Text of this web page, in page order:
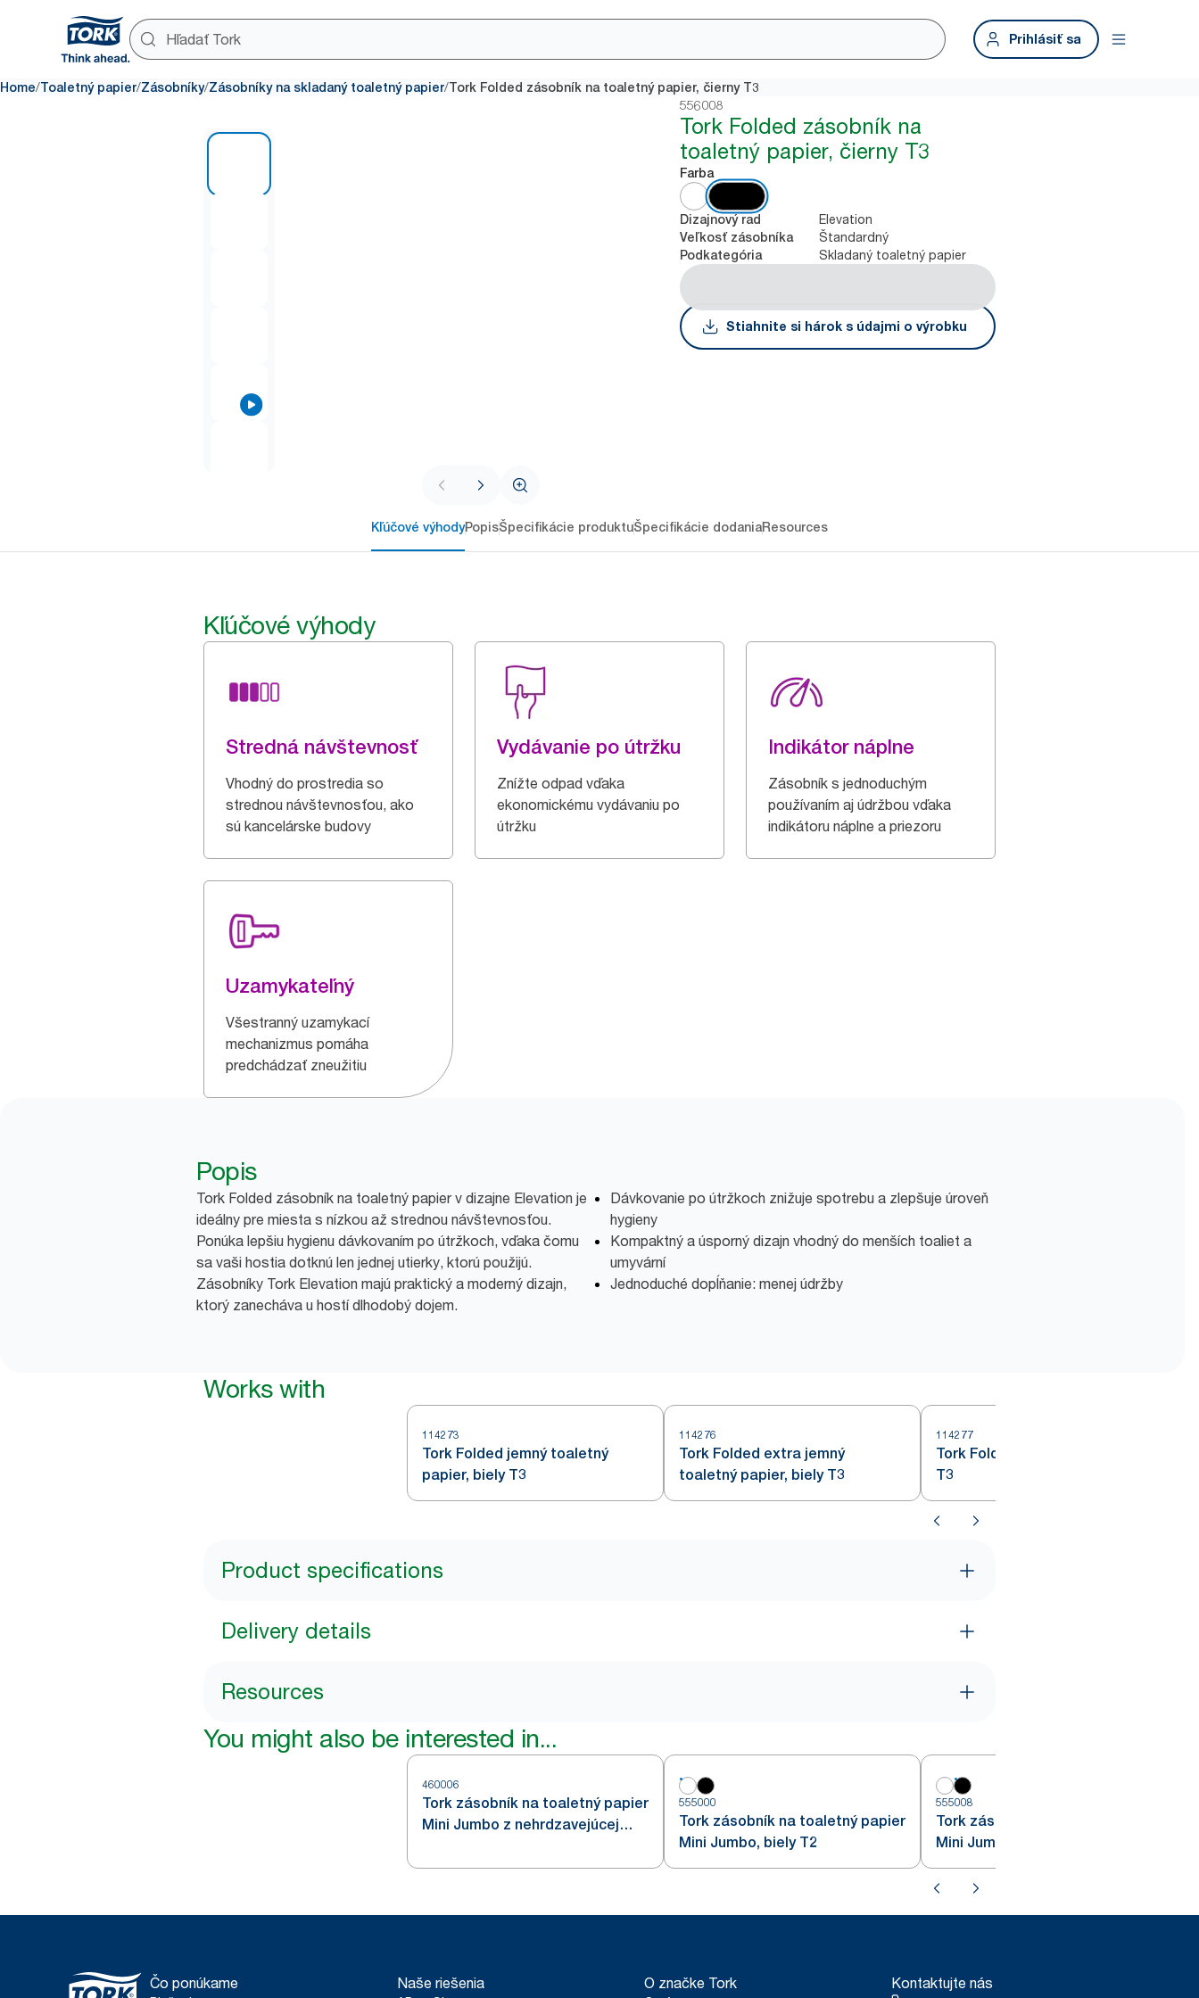
Prihlásiť sa
Home/Toaletný papier/Zásobníky/Zásobníky na skladaný toaletný papier/Tork Folded zásobník na toaletný papier, čierny T3
556008
Tork Folded zásobník na
toaletný papier, čierny T3
Farba
Dizajnový rad Elevation
Veľkosť zásobníka Štandardný
Podkategória Skladaný toaletný papier
Stiahnite si hárok s údajmi o výrobku
Kľúčové výhodyPopisŠpecifikácie produktuŠpecifikácie dodaniaResources
Kľúčové výhody
Stredná návštevnosť
Vhodný do prostredia so
strednou návštevnosťou, ako
sú kancelárske budovy
Vydávanie po útržku
Znížte odpad vďaka
ekonomickému vydávaniu po
útržku
Indikátor náplne
Zásobník s jednoduchým
používaním aj údržbou vďaka
indikátoru náplne a priezoru
Uzamykateľný
Všestranný uzamykací
mechanizmus pomáha
predchádzať zneužitiu
Popis
Tork Folded zásobník na toaletný papier v dizajne Elevation je
ideálny pre miesta s nízkou až strednou návštevnosťou.
Ponúka lepšiu hygienu dávkovaním po útržkoch, vďaka čomu
sa vaši hostia dotknú len jednej utierky, ktorú použijú.
Zásobníky Tork Elevation majú praktický a moderný dizajn,
ktorý zanecháva u hostí dlhodobý dojem.
Dávkovanie po útržkoch znižuje spotrebu a zlepšuje úroveň
hygieny
Kompaktný a úsporný dizajn vhodný do menších toaliet a
umyvární
Jednoduché dopĺňanie: menej údržby
Works with
114273
Tork Folded jemný toaletný
papier, biely T3
114276
Tork Folded extra jemný
toaletný papier, biely T3
114277
Tork Folded Toilet Paper White
T3
Product specifications
Delivery details
Resources
You might also be interested in...
460006
Tork zásobník na toaletný papier
Mini Jumbo z nehrdzavejúcej
555000
Tork zásobník na toaletný papier
Mini Jumbo, biely T2
555008
Tork zásobník na toaletný papier
Mini Jumbo, čierny T2
Čo ponúkame Naše riešenia O značke Tork Kontaktujte nás